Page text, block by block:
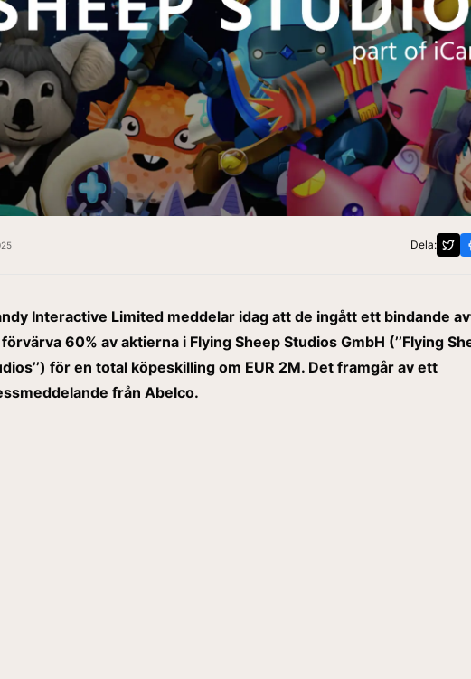
Dela:
Interactive Limited meddelar idag att de ingått ett bindande
60% av aktierna i Flying Sheep Studios GmbH (’’Flying
för en total köpeskilling om EUR 2M. Det framgår av ett
från Abelco.